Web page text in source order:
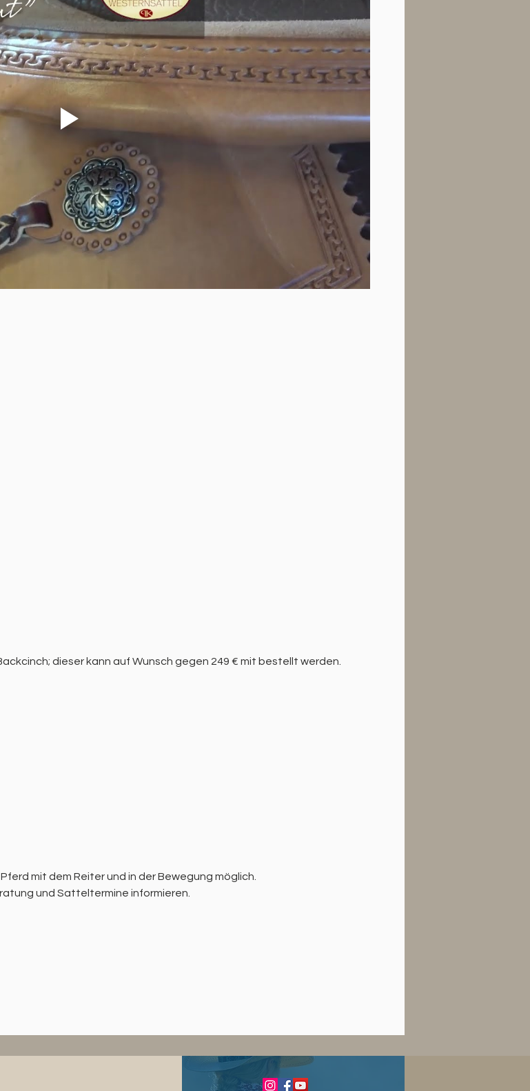
dieser kann auf Wunsch gegen 249 € mit bestellt werden.
mit dem Reiter und in der Bewegung möglich.
und Satteltermine informieren.